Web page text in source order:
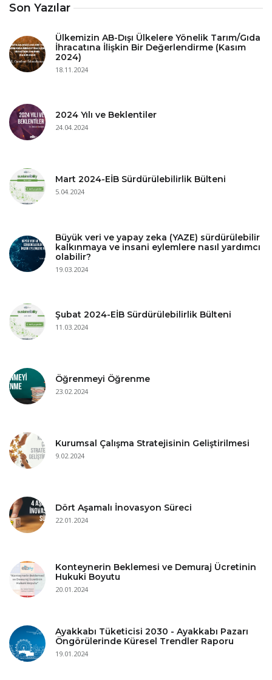
Son Yazılar
Ülkemizin AB-Dışı Ülkelere Yönelik Tarım/Gıda
İhracatına İlişkin Bir Değerlendirme (Kasım
2024)
18.11.2024
2024 Yılı ve Beklentiler
24.04.2024
Mart 2024-EİB Sürdürülebilirlik Bülteni
5.04.2024
Büyük veri ve yapay zeka (YAZE) sürdürülebilir
kalkınmaya ve insani eylemlere nasıl yardımcı
olabilir?
19.03.2024
Şubat 2024-EİB Sürdürülebilirlik Bülteni
11.03.2024
Öğrenmeyi Öğrenme
23.02.2024
Kurumsal Çalışma Stratejisinin Geliştirilmesi
9.02.2024
Dört Aşamalı İnovasyon Süreci
22.01.2024
Konteynerin Beklemesi ve Demuraj Ücretinin
Hukuki Boyutu
20.01.2024
Ayakkabı Tüketicisi 2030 - Ayakkabı Pazarı
Öngörülerinde Küresel Trendler Raporu
19.01.2024